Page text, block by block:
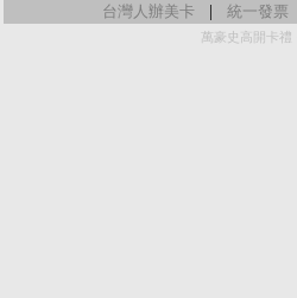
台灣人辦美卡 | 統一發票
萬豪史高開卡禮